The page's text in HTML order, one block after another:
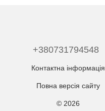
+380731794548
Контактна інформація
Повна версія сайту
© 2026